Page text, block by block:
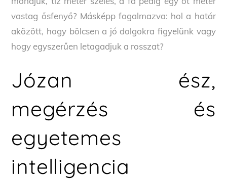
vastag ősfenyő? Másképp fogalmazva: hol a határ
aközött, hogy bölcsen a jó dolgokra figyelünk vagy
hogy egyszerűen letagadjuk a rosszat?
Józan ész,
megérzés és
egyetemes
intelligencia